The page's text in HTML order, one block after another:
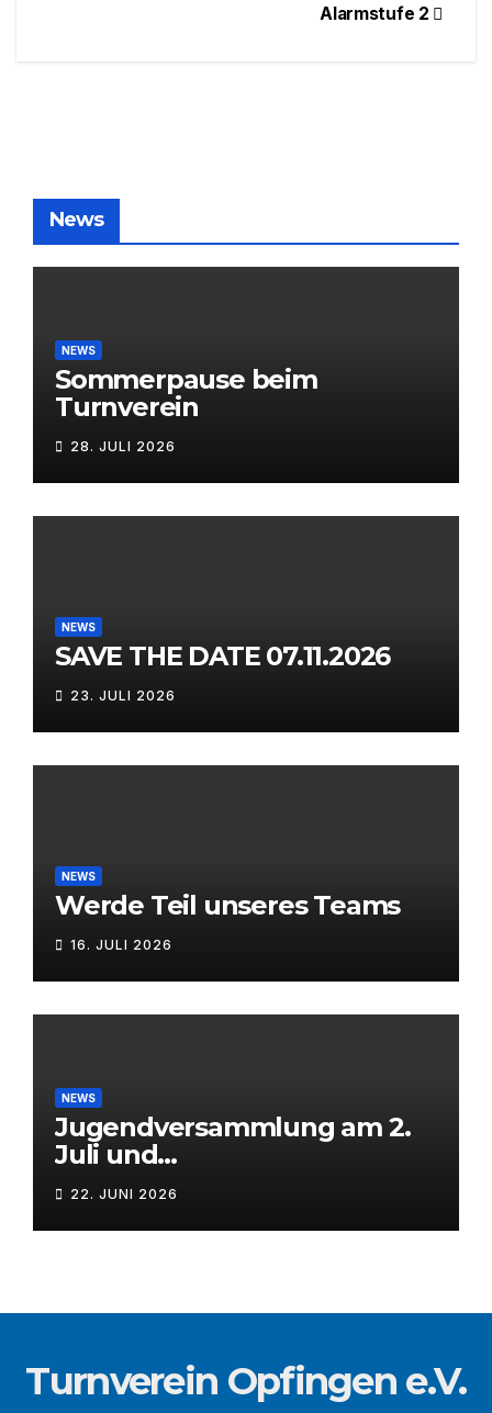
Alarmstufe 2
News
NEWS
Sommerpause beim
Turnverein
28. JULI 2026
NEWS
SAVE THE DATE 07.11.2026
23. JULI 2026
NEWS
Werde Teil unseres Teams
16. JULI 2026
NEWS
Jugendversammlung am 2.
Juli und
Mitgliederversammlung am
3. Juli 2026
22. JUNI 2026
Turnverein Opfingen e.V.